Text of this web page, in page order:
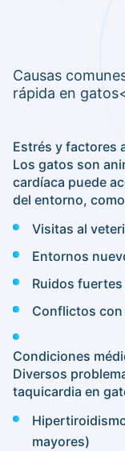
Causas
rápida en
Estrés y factores
Los gatos son
cardíaca puede
del entorno,
Visitas al
Entornos
Ruidos
Conflictos
Condiciones
Diversos
taquicardia en
mayores)